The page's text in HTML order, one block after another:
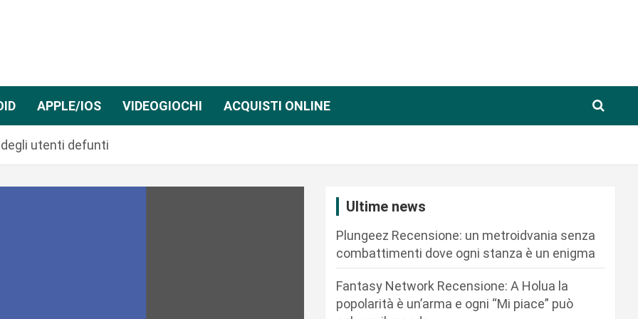
APPLE/IOS VIDEOGIOCHI ACQUISTI ONLINE
utenti defunti
Ultime news
Plungeez Recensione: un metroidvania senza
combattimenti dove ogni stanza è un enigma
Fantasy Network Recensione: A Holua la
popolarità è un’arma e ogni “Mi piace” può